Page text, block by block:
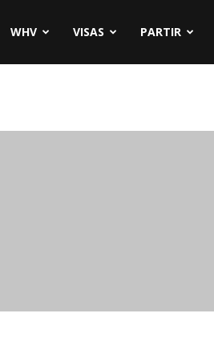
WHV VISAS PARTIR